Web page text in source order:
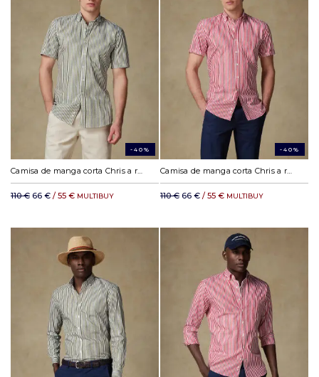
-40%
Camisa de manga corta Chris a rayas caqui - Cuello abotonada
110 € 66 € / 55 € MULTIBUY
-40%
Camisa de manga corta Chris a rayas rojas - Cuello abotonada
110 € 66 € / 55 € MULTIBUY